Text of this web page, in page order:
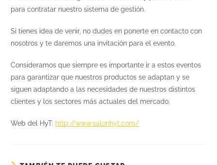
para contratar nuestro sistema de gestión.
Si tienes idea de venir, no dudes en ponerte en contacto con
nosotros y te daremos una invitación para el evento.
Consideramos que siempre es importante ir a estos eventos
para garantizar que nuestros productos se adaptan y se
siguen adaptando a las necesidades de nuestros distintos
clientes y los sectores más actuales del mercado.
Web del HyT: http://www.salonhyt.com/